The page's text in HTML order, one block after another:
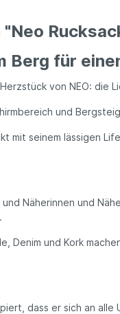
Berg für
von NEO: die
und
mit seinem lässigen
und Näherinnen und
Denim und Kork
dass er sich an